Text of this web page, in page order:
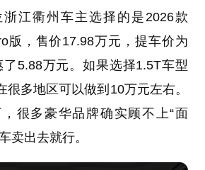
江衢州车主选择的是2026款
版，售价17.98万元，提车价为
5.88万元。如果选择1.5T车型
很多地区可以做到10万元左右。
很多豪华品牌确实顾不上“面
卖出去就行。